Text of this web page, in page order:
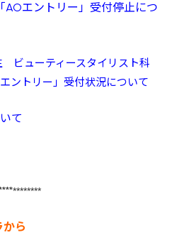
AOエントリー」受付停止につ
ビューティースタイリスト科
ントリー」受付状況について
て
********
から